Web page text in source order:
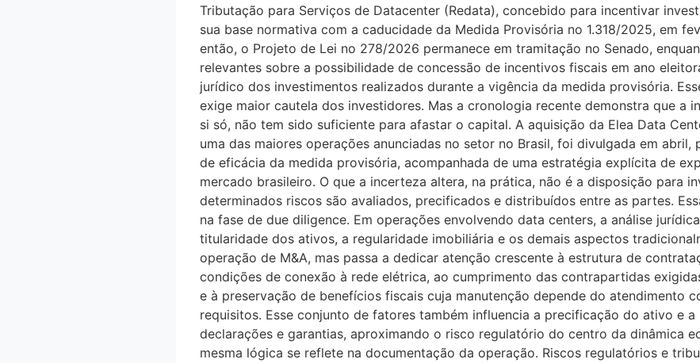
Tributação para Serviços de Datacenter (Redata), concebido para incentivar
sua base normativa com a caducidade da Medida Provisória no 1.318/2025, em
então, o Projeto de Lei no 278/2026 permanece em tramitação no Senado,
relevantes sobre a possibilidade de concessão de incentivos fiscais em ano
jurídico dos investimentos realizados durante a vigência da medida provisória.
exige maior cautela dos investidores. Mas a cronologia recente demonstra que a
si só, não tem sido suficiente para afastar o capital. A aquisição da Elea Data
uma das maiores operações anunciadas no setor no Brasil, foi divulgada em abril,
de eficácia da medida provisória, acompanhada de uma estratégia explícita de
mercado brasileiro. O que a incerteza altera, na prática, não é a disposição para
determinados riscos são avaliados, precificados e distribuídos entre as partes.
na fase de due diligence. Em operações envolvendo data centers, a análise
titularidade dos ativos, a regularidade imobiliária e os demais aspectos
operação de M&A, mas passa a dedicar atenção crescente à estrutura de
condições de conexão à rede elétrica, ao cumprimento das contrapartidas
e à preservação de benefícios fiscais cuja manutenção depende do atendimento
requisitos. Esse conjunto de fatores também influencia a precificação do ativo e a
declarações e garantias, aproximando o risco regulatório do centro da dinâmica
mesma lógica se reflete na documentação da operação. Riscos regulatórios e